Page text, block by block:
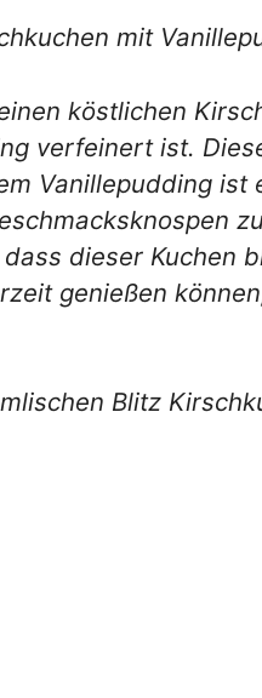
mit
köstlichen
verfeinert ist.
Vanillepudding ist
dieser Kuchen
genießen
Blitz